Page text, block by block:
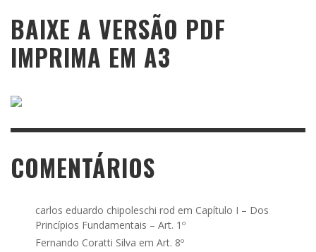
BAIXE A VERSÃO PDF
IMPRIMA EM A3
COMENTÁRIOS
carlos eduardo chipoleschi rod em Capítulo I – Dos
Princípios Fundamentais – Art. 1º
Fernando Coratti Silva em Art. 8º